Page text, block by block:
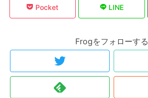
Pocket LINE
Frogをフォローする